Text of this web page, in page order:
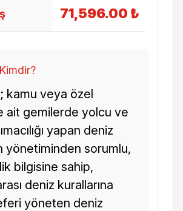
71,596.00 ₺
kamu veya özel
ait gemilerde yolcu ve
yapan deniz
yönetiminden sorumlu,
bilgisine sahip,
deniz kurallarına
yöneten deniz